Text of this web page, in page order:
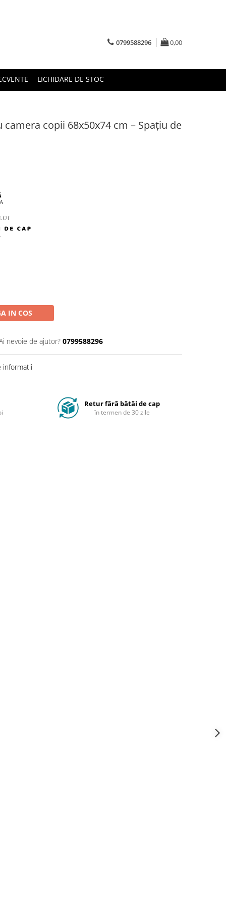
0799588296 0,00
LICHIDARE DE STOC
copii 68x50x74 cm – Spațiu de
IN COS
nevoie de ajutor? 0799588296
informatii
Retur fără bătăi de cap
în termen de 30 zile